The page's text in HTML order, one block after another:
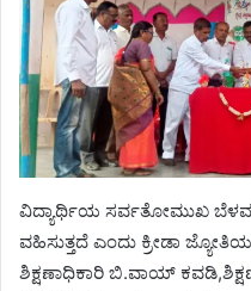
ವಿದ್ಯಾರ್ಥಿಯ ಸರ್ವತೋಮುಖ
ವಹಿಸುತ್ತದೆ ಎಂದು ಕ್ರೀಡಾ
ಶಿಕ್ಷಣಾಧಿಕಾರಿ ಬಿ.ವಾಯ್